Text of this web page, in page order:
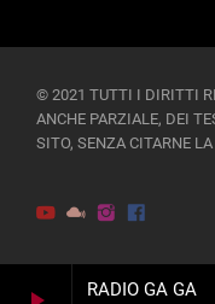
RADIO GA GA
© 2021 TUTTI I DIRITTI
ANCHE PARZIALE, DEI
SITO, SENZA CITARNE